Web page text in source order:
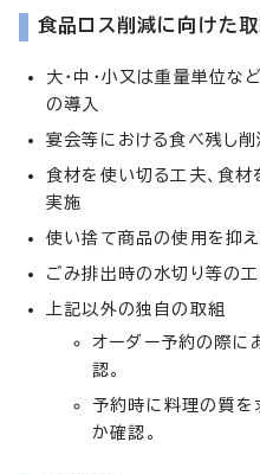
食品ロス削減に向けた取
大・中・小又は重量単位な
の導入
宴会等における食べ残し
食材を使い切る工夫、食
実施
使い捨て商品の使用を抑
ごみ排出時の水切り等の
上記以外の独自の取組
オーダー予約の際に
認。
予約時に料理の質を
か確認。